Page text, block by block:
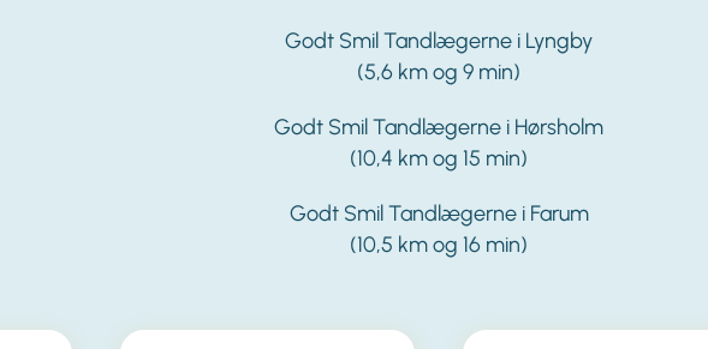
Godt Smil Tandlægerne i Lyngby
(5,6 km og 9 min)
Godt Smil Tandlægerne i Hørsholm
(10,4 km og 15 min)
Godt Smil Tandlægerne i Farum
(10,5 km og 16 min)